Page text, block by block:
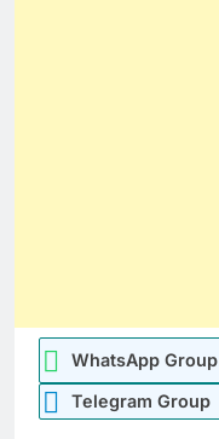
WhatsApp Group
Telegram Group